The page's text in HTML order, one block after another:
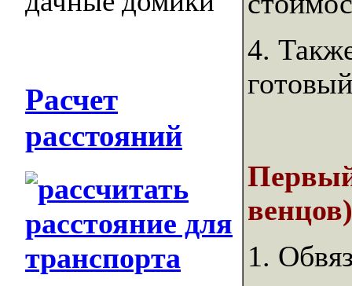
Расчет
расстояний
4.
1.